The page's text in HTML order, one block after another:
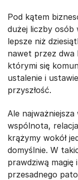
Pod kątem
dużej liczby osób
lepsze niż
nawet przez dwa
którymi się
ustalenie i
przyszłość.
Ale
wspólnota,
krążymy wokół
domyślnie. W
prawdziwą
przesadnego